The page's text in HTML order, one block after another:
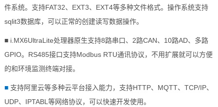
件系统。支持FAT32、EXT3、EXT4等多种文件格式。操作系统支持
sqlit3数据库，可以正常的创建读写数据操作。
■ i.MX6UltraLite处理器原生支持8路串口、2路CAN、10路AD、多路
GPIO。RS485接口支持Modbus RTU通讯协议，不用扩展就可以方便
的和环境监测终端对接。
■ 支持阿里云等多种云平台接入能力，支持HTTP、MQTT、TCP/IP、
UDP、IPTABL等网络协议，可以快速开发使用。